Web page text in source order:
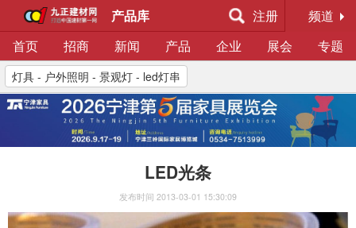
产品库 注册
频道
首页
招商 新闻 产品 企业 展会 专题
灯具 - 户外照明 - 景观灯 - led灯串
LED光条
发布时间 2013-03-01 15:30:09